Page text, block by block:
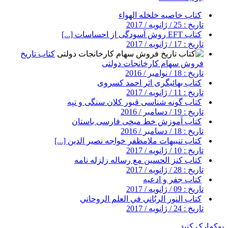
کتاب خاصیه خلخله الهواء
تاریخ : 25 / ژانویه / 2017
کتاب EFT روش آسودگی از احساسات [...]
تاریخ : 17 / ژانویه / 2017
کتاب تاریخ
فروش سهام کارخانجات دولتی
تاریخ : 18 / نوامبر / 2016
کتاب بهائیگری اثر احمد کسروی
تاریخ : 11 / ژانویه / 2017
کتاب گونه شناسی قبور کلان سنگی و تپه
تاریخ : 19 / دسامبر / 2016
کتاب آموزش خط میخی فارسی باستان
تاریخ : 18 / دسامبر / 2016
کتاب تنبیهات ملامظفر خواجه نصیر الدین [...]
تاریخ : 10 / ژانویه / 2017
کتاب کنز الحسین مع رساله زلزله نامه
تاریخ : 28 / ژانویه / 2017
کتاب جفر و ادعیه
تاریخ : 09 / ژانویه / 2017
کتاب النور الربٌاني في العلم الروحاني
تاریخ : 24 / ژانویه / 2017